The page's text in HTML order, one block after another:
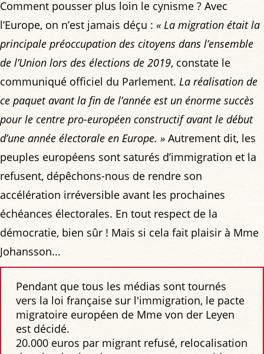
Comment pousser plus loin le cynisme ? Avec
l’Europe, on n’est jamais déçu : « La migration était la
principale préoccupation des citoyens dans l’ensemble
de l’Union lors des élections de 2019, constate le
communiqué officiel du Parlement. La réalisation de
ce paquet avant la fin de l’année est un énorme succès
pour le centre pro-européen constructif avant le début
d’une année électorale en Europe. » Autrement dit, les
peuples européens sont saturés d’immigration et la
refusent, dépêchons-nous de rendre son
accélération irréversible avant les prochaines
échéances électorales. En tout respect de la
démocratie, bien sûr ! Mais si cela fait plaisir à Mme
Johansson...
Pendant que tous les médias sont tournés
vers la loi française sur l'immigration, le pacte
migratoire européen de Mme von der Leyen
est décidé.
20.000 euros par migrant refusé, relocalisation